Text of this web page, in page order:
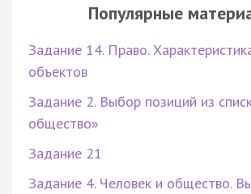
Популярные
Задание 14. Право.
объектов
Задание 2. Выбор позиций из
общество»
Задание 21
Задание 4. Человек и общество.